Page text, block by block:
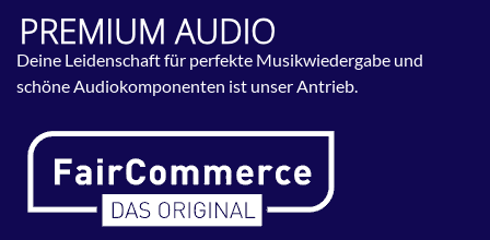
Deine Leidenschaft für perfekte Musikwiedergabe und
schöne Audiokomponenten ist unser Antrieb.